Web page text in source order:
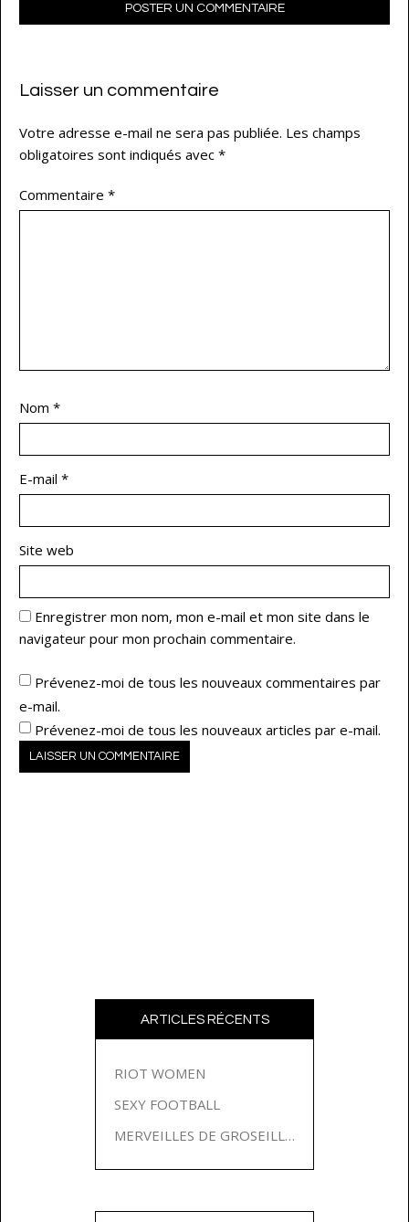
POSTER UN COMMENTAIRE
Laisser un commentaire
Votre adresse e-mail ne sera pas publiée. Les champs
obligatoires sont indiqués avec *
Commentaire *
Nom *
E-mail *
Site web
Enregistrer mon nom, mon e-mail et mon site dans le
navigateur pour mon prochain commentaire.
Prévenez-moi de tous les nouveaux commentaires par
e-mail.
Prévenez-moi de tous les nouveaux articles par e-mail.
ARTICLES RÉCENTS
RIOT WOMEN
SEXY FOOTBALL
MERVEILLES DE GROSEILLES